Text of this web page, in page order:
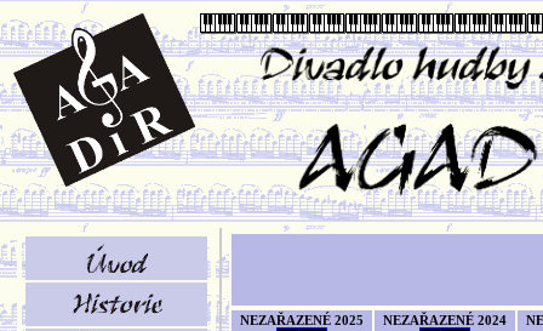
NEZAŘAZENÉ 2025 NEZAŘAZENÉ 2024